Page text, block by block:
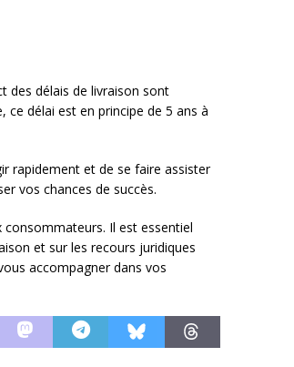
des délais de livraison sont
délai est en principe de 5 ans à
rapidement et de se faire assister
vos chances de succès.
Il est essentiel
et sur les recours juridiques
accompagner dans vos